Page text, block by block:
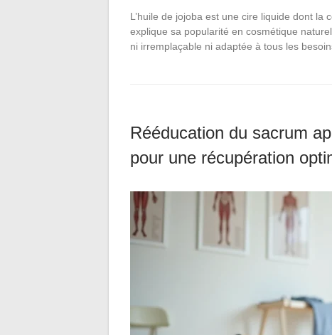
L’huile de jojoba est une cire liquide dont
explique sa popularité en cosmétique
ni irremplaçable ni adaptée à tous les
Rééducation du sacrum
pour une récupération